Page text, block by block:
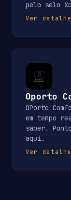
pelo selo
Ver
Oporto
OPorto
em tempo
saber.
aqui.
Ver